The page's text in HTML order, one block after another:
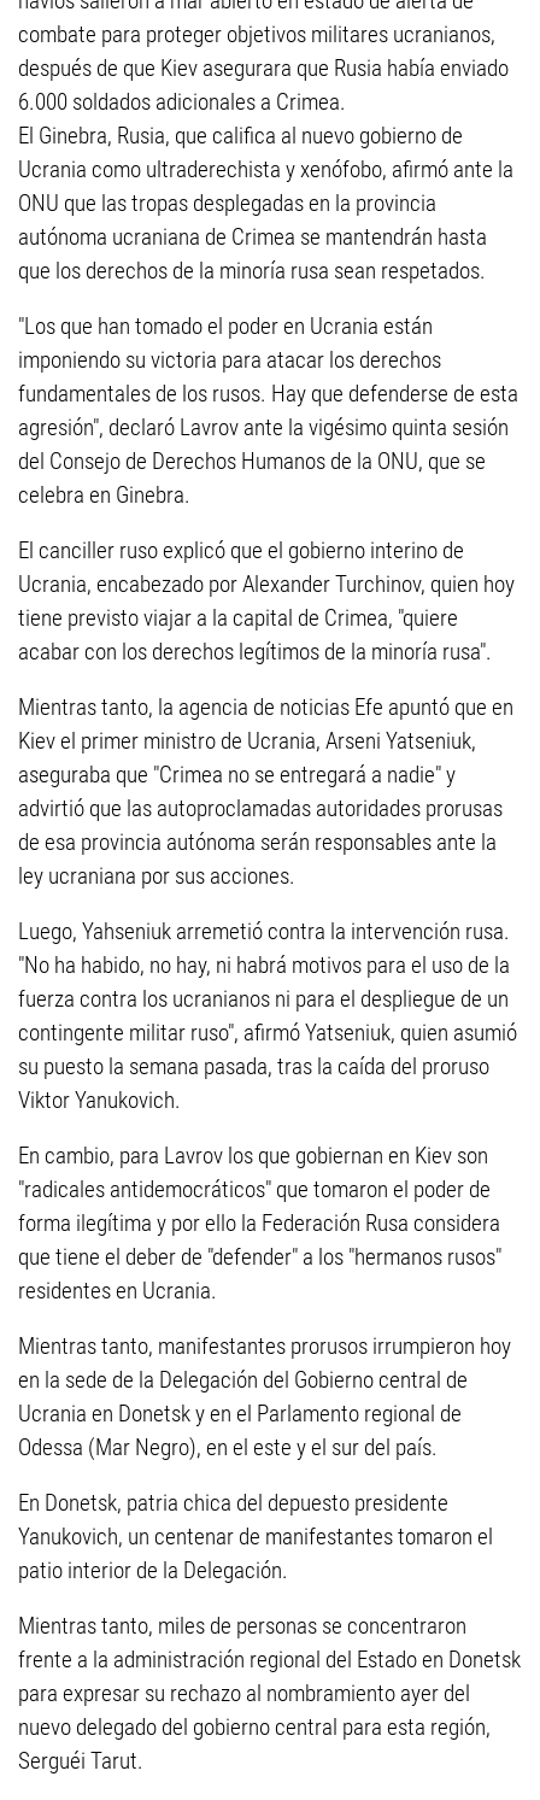
combate para proteger objetivos militares ucranianos,
después de que Kiev asegurara que Rusia había enviado
6.000 soldados adicionales a Crimea.
El Ginebra, Rusia, que califica al nuevo gobierno de
Ucrania como ultraderechista y xenófobo, afirmó ante la
ONU que las tropas desplegadas en la provincia
autónoma ucraniana de Crimea se mantendrán hasta
que los derechos de la minoría rusa sean respetados.
"Los que han tomado el poder en Ucrania están
imponiendo su victoria para atacar los derechos
fundamentales de los rusos. Hay que defenderse de esta
agresión", declaró Lavrov ante la vigésimo quinta sesión
del Consejo de Derechos Humanos de la ONU, que se
celebra en Ginebra.
El canciller ruso explicó que el gobierno interino de
Ucrania, encabezado por Alexander Turchinov, quien hoy
tiene previsto viajar a la capital de Crimea, "quiere
acabar con los derechos legítimos de la minoría rusa".
Mientras tanto, la agencia de noticias Efe apuntó que en
Kiev el primer ministro de Ucrania, Arseni Yatseniuk,
aseguraba que "Crimea no se entregará a nadie" y
advirtió que las autoproclamadas autoridades prorusas
de esa provincia autónoma serán responsables ante la
ley ucraniana por sus acciones.
Luego, Yahseniuk arremetió contra la intervención rusa.
"No ha habido, no hay, ni habrá motivos para el uso de la
fuerza contra los ucranianos ni para el despliegue de un
contingente militar ruso", afirmó Yatseniuk, quien asumió
su puesto la semana pasada, tras la caída del proruso
Viktor Yanukovich.
En cambio, para Lavrov los que gobiernan en Kiev son
"radicales antidemocráticos" que tomaron el poder de
forma ilegítima y por ello la Federación Rusa considera
que tiene el deber de "defender" a los "hermanos rusos"
residentes en Ucrania.
Mientras tanto, manifestantes prorusos irrumpieron hoy
en la sede de la Delegación del Gobierno central de
Ucrania en Donetsk y en el Parlamento regional de
Odessa (Mar Negro), en el este y el sur del país.
En Donetsk, patria chica del depuesto presidente
Yanukovich, un centenar de manifestantes tomaron el
patio interior de la Delegación.
Mientras tanto, miles de personas se concentraron
frente a la administración regional del Estado en Donetsk
para expresar su rechazo al nombramiento ayer del
nuevo delegado del gobierno central para esta región,
Serguéi Tarut.